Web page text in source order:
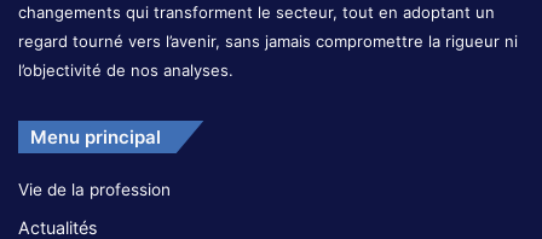
changements qui transforment le secteur, tout en adoptant un
regard tourné vers l’avenir, sans jamais compromettre la rigueur ni
l’objectivité de nos analyses.
Menu principal
Vie de la profession
Actualités